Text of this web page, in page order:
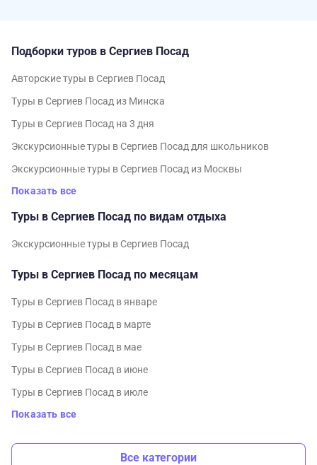
Подборки туров в Сергиев Посад
Авторские туры в Сергиев Посад
Туры в Сергиев Посад из Минска
Туры в Сергиев Посад на 3 дня
Экскурсионные туры в Сергиев Посад для школьников
Экскурсионные туры в Сергиев Посад из Москвы
Показать все
Туры в Сергиев Посад по видам отдыха
Экскурсионные туры в Сергиев Посад
Туры в Сергиев Посад по месяцам
Туры в Сергиев Посад в январе
Туры в Сергиев Посад в марте
Туры в Сергиев Посад в мае
Туры в Сергиев Посад в июне
Туры в Сергиев Посад в июле
Показать все
Все категории